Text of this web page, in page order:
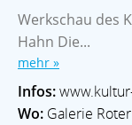
Werkschau des
Hahn Die...
mehr »
Infos:
Wo: Galerie